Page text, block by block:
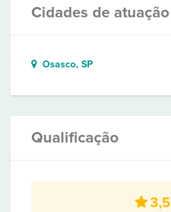
Cidades de atuação
Osasco, SP
Qualificação
3,5